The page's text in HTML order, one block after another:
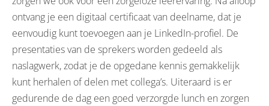
ontvang je een digitaal certificaat van deelname, dat je
eenvoudig kunt toevoegen aan je LinkedIn-profiel. De
presentaties van de sprekers worden gedeeld als
naslagwerk, zodat je de opgedane kennis gemakkelijk
kunt herhalen of delen met collega’s. Uiteraard is er
gedurende de dag een goed verzorgde lunch en zorgen